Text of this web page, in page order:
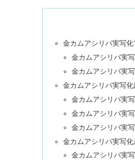
金カムアシリパ実写
金カムアシリパ実
金カムアシリパ実
金カムアシリパ実写
金カムアシリパ実
金カムアシリパ実
金カムアシリパ実
金カムアシリパ実写
金カムアシリパ実